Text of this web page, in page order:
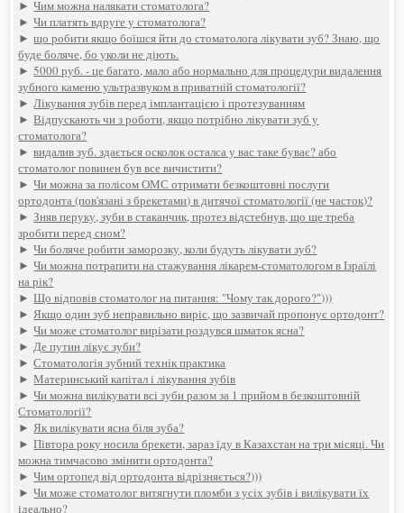
►Чим можна налякати стоматолога?
►Чи платять вдруге у стоматолога?
►що робити якщо боїшся йти до стоматолога лікувати зуб? Знаю, що
буде боляче, бо уколи не діють.
►5000 руб. - це багато, мало або нормально для процедури видалення
зубного каменю ультразвуком в приватній стоматології?
►Лікування зубів перед імплантацією і протезуванням
►Відпускають чи з роботи, якщо потрібно лікувати зуб у
стоматолога?
►видалив зуб. здається осколок осталса у вас таке буває? або
стоматолог повинен був все вичистити?
►Чи можна за полісом ОМС отримати безкоштовні послуги
ортодонта (пов'язані з брекетами) в дитячої стоматології (не часток)?
►Зняв перуку, зуби в стаканчик, протез відстебнув, що ще треба
зробити перед сном?
►Чи боляче робити заморозку, коли будуть лікувати зуб?
►Чи можна потрапити на стажування лікарем-стоматологом в Ізраїлі
на рік?
►Що відповів стоматолог на питання: "Чому так дорого?")))
►Якщо один зуб неправильно виріс, що зазвичай пропонує ортодонт?
►Чи може стоматолог вирізати роздувся шматок ясна?
►Де путин лікує зуби?
►Стоматологія зубний технік практика
►Материнський капітал і лікування зубів
►Чи можна вилікувати всі зуби разом за 1 прийом в безкоштовній
Стоматології?
►Як вилікувати ясна біля зуба?
►Півтора року носила брекети, зараз їду в Казахстан на три місяці. Чи
можна тимчасово змінити ортодонта?
►Чим ортопед від ортодонта відрізняється?)))
►Чи може стоматолог витягнути пломби з усіх зубів і вилікувати їх
ідеально?